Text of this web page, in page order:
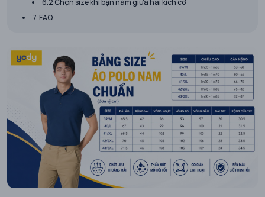
6.2 Chọn size khi bạn nằm giữa hai kích cỡ
7. FAQ